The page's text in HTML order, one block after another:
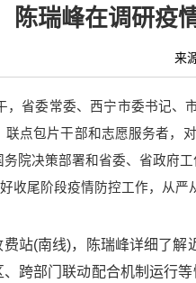
陈瑞峰在调研疫
来
，省委常委、西宁市委书记、
点包片干部和志愿服务者，
院决策部署和省委、省政府
收尾阶段疫情防控工作，从
站(南线)，陈瑞峰详细了
跨部门联动配合机制运行